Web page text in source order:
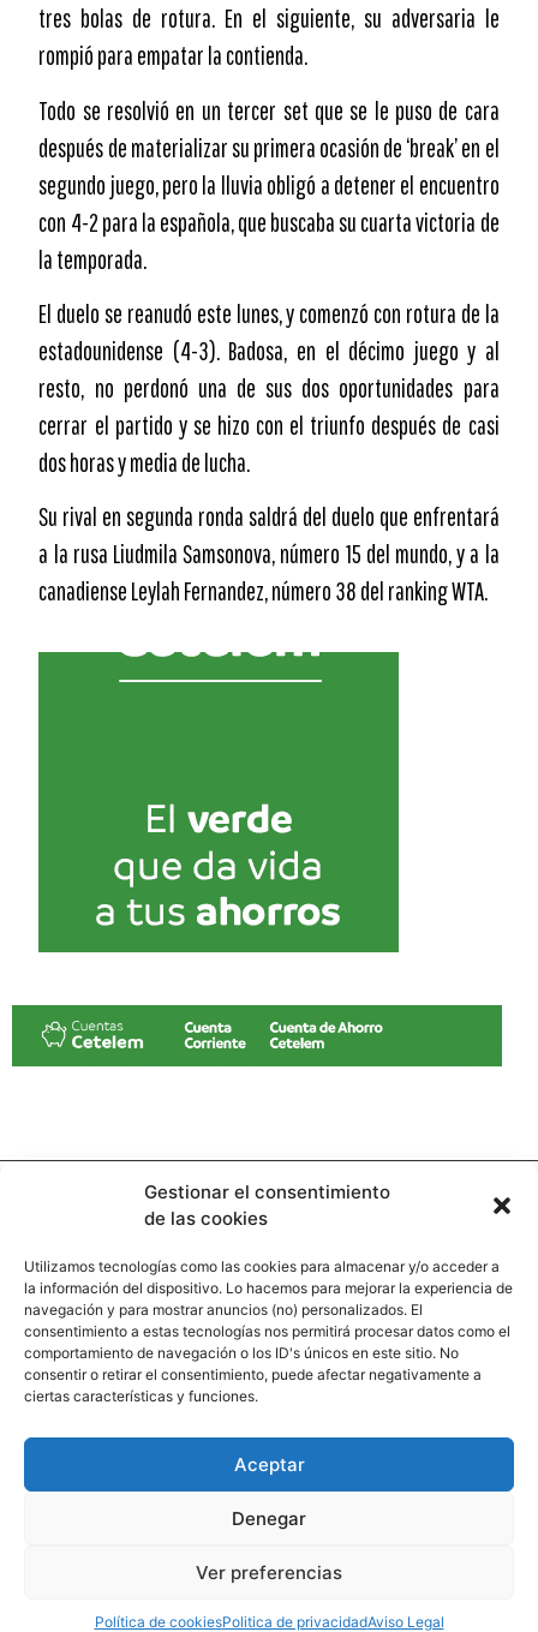
Gestionar el consentimiento
de las cookies
Utilizamos tecnologías como las cookies para almacenar y/o acceder a
la información del dispositivo. Lo hacemos para mejorar la experiencia de
navegación y para mostrar anuncios (no) personalizados. El
consentimiento a estas tecnologías nos permitirá procesar datos como el
comportamiento de navegación o los ID's únicos en este sitio. No
consentir o retirar el consentimiento, puede afectar negativamente a
ciertas características y funciones.
Aceptar
Denegar
Ver preferencias
Política de cookiesPolitica de privacidadAviso Legal
tres bolas de rotura. En el siguiente, su adversaria le
rompió para empatar la contienda.
Todo se resolvió en un tercer set que se le puso de cara
después de materializar su primera ocasión de ‘break’ en el
segundo juego, pero la lluvia obligó a detener el encuentro
con 4-2 para la española, que buscaba su cuarta victoria de
la temporada.
El duelo se reanudó este lunes, y comenzó con rotura de la
estadounidense (4-3). Badosa, en el décimo juego y al
resto, no perdonó una de sus dos oportunidades para
cerrar el partido y se hizo con el triunfo después de casi
dos horas y media de lucha.
Su rival en segunda ronda saldrá del duelo que enfrentará
a la rusa Liudmila Samsonova, número 15 del mundo, y a la
canadiense Leylah Fernandez, número 38 del ranking WTA.
Contacto
Calle Pinar, 5, 28006 Madrid
+34 91 745 58 38
Paginas legales
Politicas de privacidad